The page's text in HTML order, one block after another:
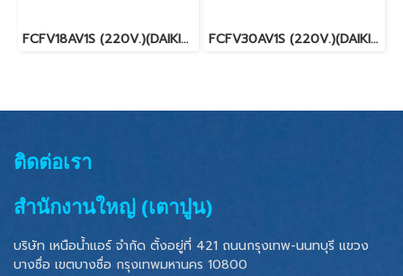
FCFV18AV1S (220V.)(DAIKIN SKYAIR) รุ่นฝังในฝ้ากระจายลมรอบทิศทาง FIXED SPEED น้ำยา R32 พร้อมบริการติดตั้ง FCFV30AV1S (220V.)(DAIKIN SKYAIR) รุ่นฝังในฝ้ากระจายลมรอบทิศทาง FIXED SPEED น้ำยา R32 พร้อมบริการติดตั้ง
ติดต่อเรา
สำนักงานใหญ่ (เตาปูน)
บริษัท เหนือน้ำแอร์ จำกัด ตั้งอยู่ที่ 421 ถนนกรุงเทพ-นนทบุรี แขวง
บางซื่อ เขตบางซื่อ กรุงเทพมหานคร 10800